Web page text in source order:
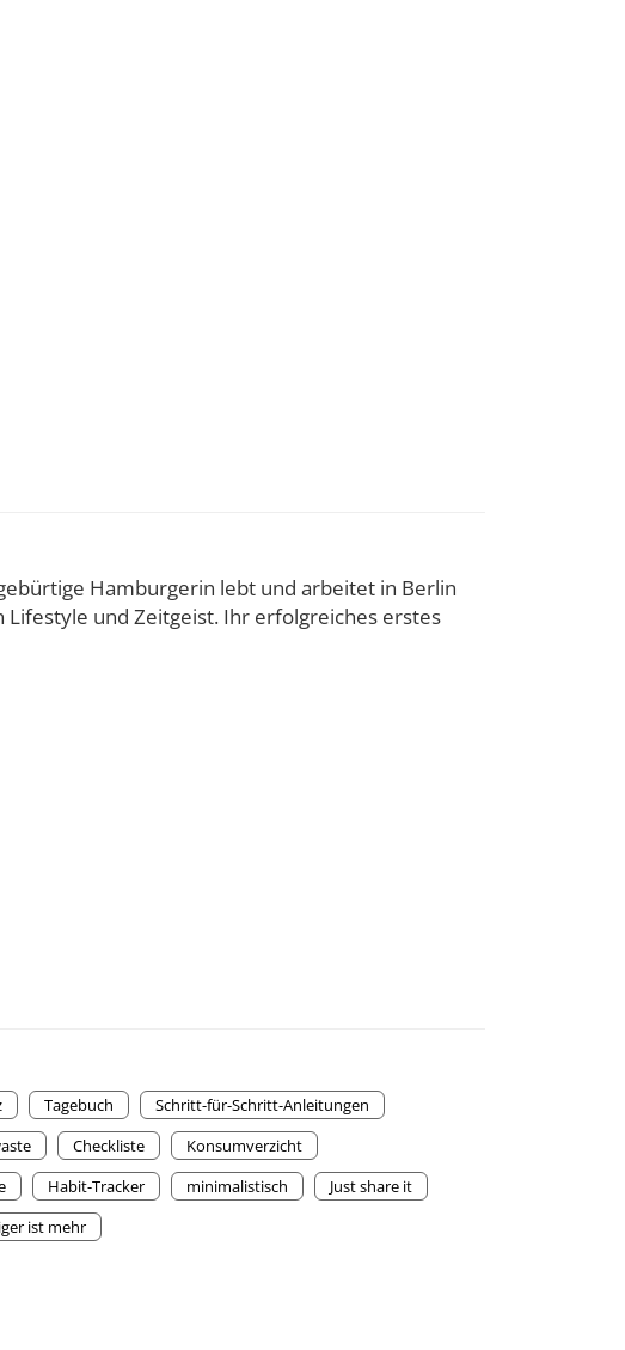
Hamburgerin lebt und arbeitet in Berlin
und Zeitgeist. Ihr erfolgreiches erstes
Tagebuch
Schritt-für-Schritt-Anleitungen
Checkliste
Konsumverzicht
Habit-Tracker minimalistisch
Just share it
ist mehr